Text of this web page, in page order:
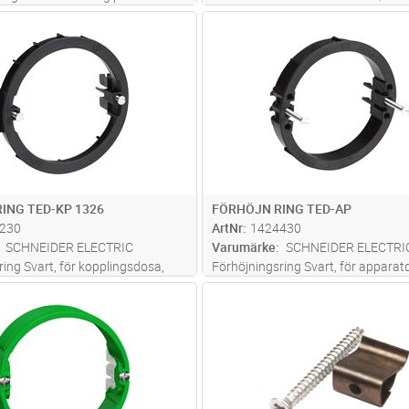
i U56-kopplingsdosa,
Lägg i kundvagn
TED-KP 1326
SCHNEIDER ELECTRIC
Svart, för kopplingsdosa,
FÖRHÖJN RING TED-AP
ArtNr 1424430
Varumärke
SCHNEIDER
Förhöjningsring Svart, för
Ø71/22, inkl skruv
Lägg i kundvagn